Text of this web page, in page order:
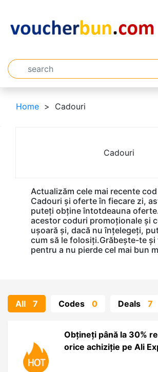
Home Cadouri
Cadouri
Actualizăm cele mai recente
Cadouri și oferte în fiecare zi,
puteți obține întotdeauna
acestor coduri promoționale și
ușoară și, dacă nu înțelegeți,
cum să le folosiți.Grăbește-te
pentru a nu pierde cel mai bun
All 7 Codes 0 Deals 7
Obțineți până la 30%
orice achiziție pe Ali